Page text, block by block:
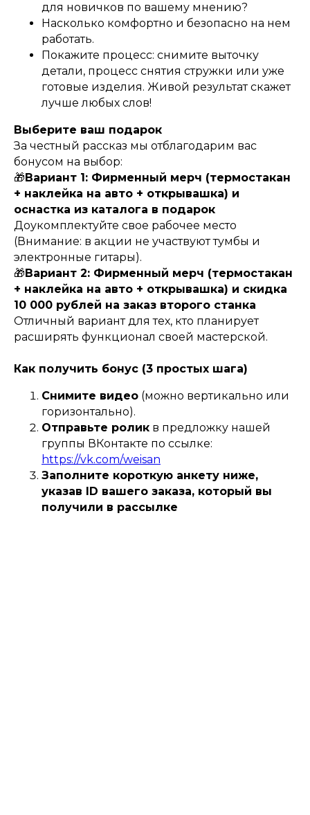
для новичков по вашему мнению?
Насколько комфортно и безопасно на нем
работать.
Покажите процесс: снимите выточку
детали, процесс снятия стружки или уже
готовые изделия. Живой результат скажет
лучше любых слов!
Выберите ваш подарок
За честный рассказ мы отблагодарим вас
бонусом на выбор:
🎁Вариант 1: Фирменный мерч (термостакан
+ наклейка на авто + открывашка) и
оснастка из каталога в подарок
Доукомплектуйте свое рабочее место
(Внимание: в акции не участвуют тумбы и
электронные гитары).
🎁Вариант 2: Фирменный мерч (термостакан
+ наклейка на авто + открывашка) и скидка
10 000 рублей на заказ второго станка
Отличный вариант для тех, кто планирует
расширять функционал своей мастерской.
Как получить бонус (3 простых шага)
Снимите видео (можно вертикально или
горизонтально).
Отправьте ролик в предложку нашей
группы ВКонтакте по ссылке:
https://vk.com/weisan
Заполните короткую анкету ниже,
указав ID вашего заказа, который вы
получили в рассылке